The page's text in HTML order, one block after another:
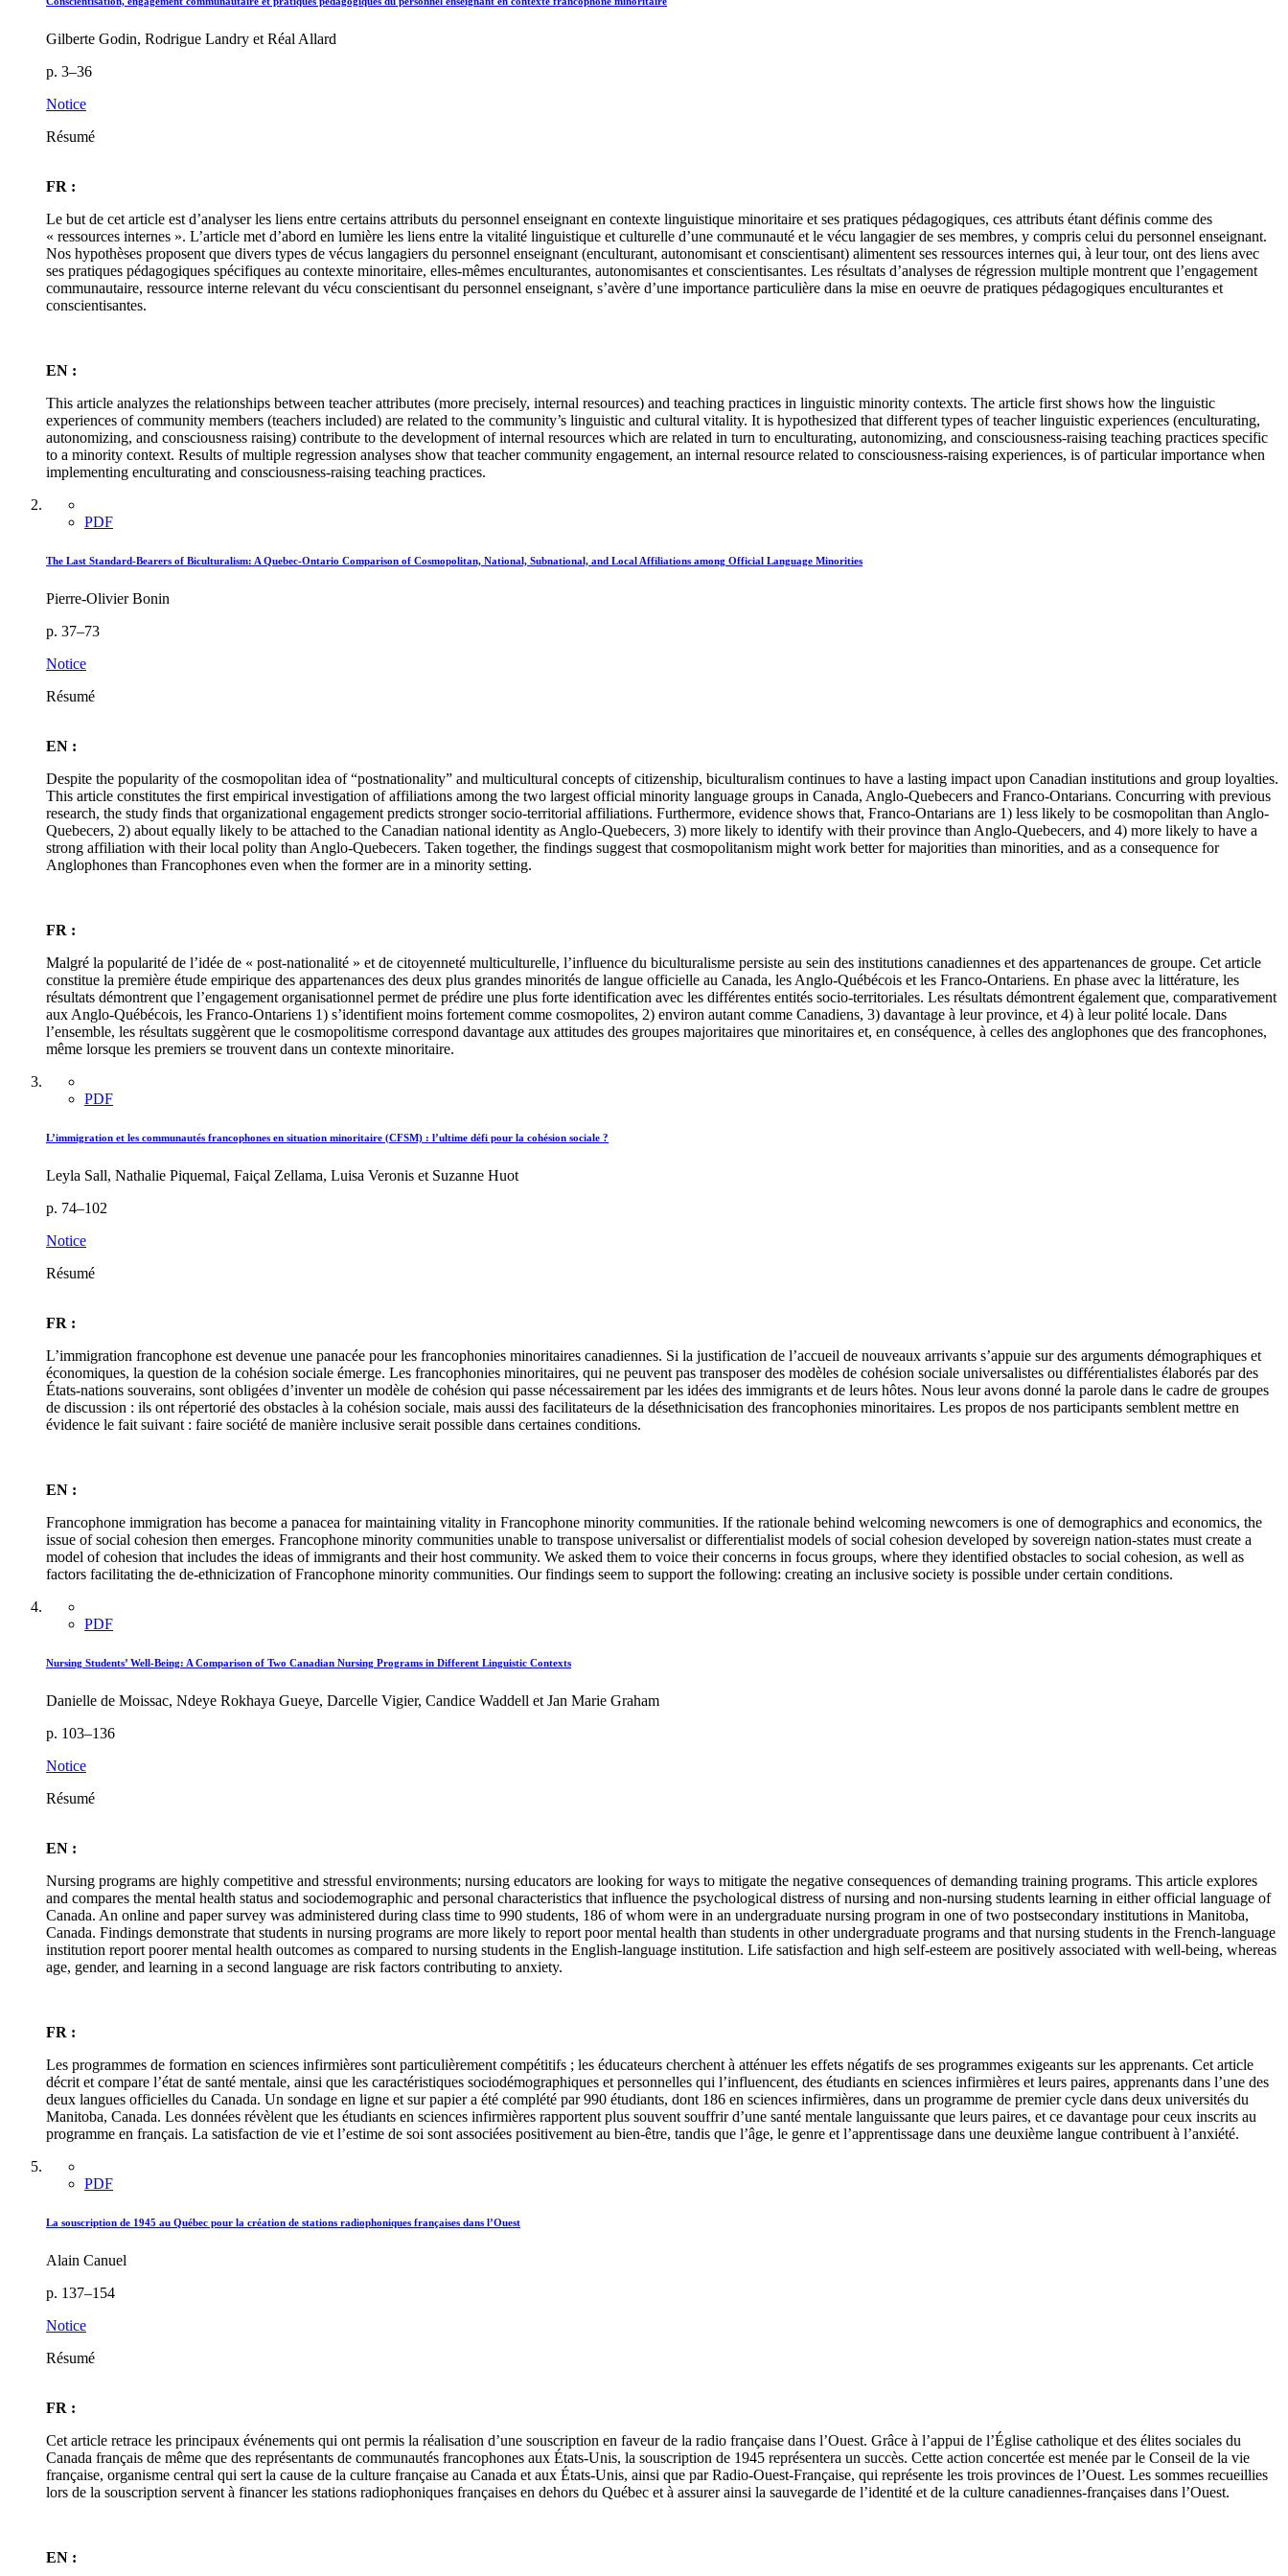
Gilberte Godin, Rodrigue Landry et Réal Allard
p. 3–36
Notice
Résumé
FR :
Le but de cet article est d’analyser les liens entre certains attributs du personnel enseignant en contexte linguistique minoritaire et ses pratiques pédagogiques, ces attributs étant définis comme des
« ressources internes ». L’article met d’abord en lumière les liens entre la vitalité linguistique et culturelle d’une communauté et le vécu langagier de ses membres, y compris celui du personnel enseignant.
Nos hypothèses proposent que divers types de vécus langagiers du personnel enseignant (enculturant, autonomisant et conscientisant) alimentent ses ressources internes qui, à leur tour, ont des liens avec
ses pratiques pédagogiques spécifiques au contexte minoritaire, elles-mêmes enculturantes, autonomisantes et conscientisantes. Les résultats d’analyses de régression multiple montrent que l’engagement
communautaire, ressource interne relevant du vécu conscientisant du personnel enseignant, s’avère d’une importance particulière dans la mise en oeuvre de pratiques pédagogiques enculturantes et
conscientisantes.
EN :
This article analyzes the relationships between teacher attributes (more precisely, internal resources) and teaching practices in linguistic minority contexts. The article first shows how the linguistic
experiences of community members (teachers included) are related to the community’s linguistic and cultural vitality. It is hypothesized that different types of teacher linguistic experiences (enculturating,
autonomizing, and consciousness raising) contribute to the development of internal resources which are related in turn to enculturating, autonomizing, and consciousness-raising teaching practices specific
to a minority context. Results of multiple regression analyses show that teacher community engagement, an internal resource related to consciousness-raising experiences, is of particular importance when
implementing enculturating and consciousness-raising teaching practices.
PDF
The Last Standard-Bearers of Biculturalism: A Quebec-Ontario Comparison of Cosmopolitan, National, Subnational, and Local Affiliations among Official Language Minorities
Pierre-Olivier Bonin
p. 37–73
Notice
Résumé
EN :
Despite the popularity of the cosmopolitan idea of “postnationality” and multicultural concepts of citizenship, biculturalism continues to have a lasting impact upon Canadian institutions and group loyalties.
This article constitutes the first empirical investigation of affiliations among the two largest official minority language groups in Canada, Anglo-Quebecers and Franco-Ontarians. Concurring with previous
research, the study finds that organizational engagement predicts stronger socio-territorial affiliations. Furthermore, evidence shows that, Franco-Ontarians are 1) less likely to be cosmopolitan than Anglo-
Quebecers, 2) about equally likely to be attached to the Canadian national identity as Anglo-Quebecers, 3) more likely to identify with their province than Anglo-Quebecers, and 4) more likely to have a
strong affiliation with their local polity than Anglo-Quebecers. Taken together, the findings suggest that cosmopolitanism might work better for majorities than minorities, and as a consequence for
Anglophones than Francophones even when the former are in a minority setting.
FR :
Malgré la popularité de l’idée de « post-nationalité » et de citoyenneté multiculturelle, l’influence du biculturalisme persiste au sein des institutions canadiennes et des appartenances de groupe. Cet article
constitue la première étude empirique des appartenances des deux plus grandes minorités de langue officielle au Canada, les Anglo-Québécois et les Franco-Ontariens. En phase avec la littérature, les
résultats démontrent que l’engagement organisationnel permet de prédire une plus forte identification avec les différentes entités socio-territoriales. Les résultats démontrent également que, comparativement
aux Anglo-Québécois, les Franco-Ontariens 1) s’identifient moins fortement comme cosmopolites, 2) environ autant comme Canadiens, 3) davantage à leur province, et 4) à leur polité locale. Dans
l’ensemble, les résultats suggèrent que le cosmopolitisme correspond davantage aux attitudes des groupes majoritaires que minoritaires et, en conséquence, à celles des anglophones que des francophones,
même lorsque les premiers se trouvent dans un contexte minoritaire.
PDF
L’immigration et les communautés francophones en situation minoritaire (CFSM) : l’ultime défi pour la cohésion sociale ?
Leyla Sall, Nathalie Piquemal, Faiçal Zellama, Luisa Veronis et Suzanne Huot
p. 74–102
Notice
Résumé
FR :
L’immigration francophone est devenue une panacée pour les francophonies minoritaires canadiennes. Si la justification de l’accueil de nouveaux arrivants s’appuie sur des arguments démographiques et
économiques, la question de la cohésion sociale émerge. Les francophonies minoritaires, qui ne peuvent pas transposer des modèles de cohésion sociale universalistes ou différentialistes élaborés par des
États-nations souverains, sont obligées d’inventer un modèle de cohésion qui passe nécessairement par les idées des immigrants et de leurs hôtes. Nous leur avons donné la parole dans le cadre de groupes
de discussion : ils ont répertorié des obstacles à la cohésion sociale, mais aussi des facilitateurs de la désethnicisation des francophonies minoritaires. Les propos de nos participants semblent mettre en
évidence le fait suivant : faire société de manière inclusive serait possible dans certaines conditions.
EN :
Francophone immigration has become a panacea for maintaining vitality in Francophone minority communities. If the rationale behind welcoming newcomers is one of demographics and economics, the
issue of social cohesion then emerges. Francophone minority communities unable to transpose universalist or differentialist models of social cohesion developed by sovereign nation-states must create a
model of cohesion that includes the ideas of immigrants and their host community. We asked them to voice their concerns in focus groups, where they identified obstacles to social cohesion, as well as
factors facilitating the de-ethnicization of Francophone minority communities. Our findings seem to support the following: creating an inclusive society is possible under certain conditions.
PDF
Nursing Students’ Well-Being: A Comparison of Two Canadian Nursing Programs in Different Linguistic Contexts
Danielle de Moissac, Ndeye Rokhaya Gueye, Darcelle Vigier, Candice Waddell et Jan Marie Graham
p. 103–136
Notice
Résumé
EN :
Nursing programs are highly competitive and stressful environments; nursing educators are looking for ways to mitigate the negative consequences of demanding training programs. This article explores
and compares the mental health status and sociodemographic and personal characteristics that influence the psychological distress of nursing and non-nursing students learning in either official language of
Canada. An online and paper survey was administered during class time to 990 students, 186 of whom were in an undergraduate nursing program in one of two postsecondary institutions in Manitoba,
Canada. Findings demonstrate that students in nursing programs are more likely to report poor mental health than students in other undergraduate programs and that nursing students in the French-language
institution report poorer mental health outcomes as compared to nursing students in the English-language institution. Life satisfaction and high self-esteem are positively associated with well-being, whereas
age, gender, and learning in a second language are risk factors contributing to anxiety.
FR :
Les programmes de formation en sciences infirmières sont particulièrement compétitifs ; les éducateurs cherchent à atténuer les effets négatifs de ses programmes exigeants sur les apprenants. Cet article
décrit et compare l’état de santé mentale, ainsi que les caractéristiques sociodémographiques et personnelles qui l’influencent, des étudiants en sciences infirmières et leurs paires, apprenants dans l’une des
deux langues officielles du Canada. Un sondage en ligne et sur papier a été complété par 990 étudiants, dont 186 en sciences infirmières, dans un programme de premier cycle dans deux universités du
Manitoba, Canada. Les données révèlent que les étudiants en sciences infirmières rapportent plus souvent souffrir d’une santé mentale languissante que leurs paires, et ce davantage pour ceux inscrits au
programme en français. La satisfaction de vie et l’estime de soi sont associées positivement au bien-être, tandis que l’âge, le genre et l’apprentissage dans une deuxième langue contribuent à l’anxiété.
PDF
La souscription de 1945 au Québec pour la création de stations radiophoniques françaises dans l’Ouest
Alain Canuel
p. 137–154
Notice
Résumé
FR :
Cet article retrace les principaux événements qui ont permis la réalisation d’une souscription en faveur de la radio française dans l’Ouest. Grâce à l’appui de l’Église catholique et des élites sociales du
Canada français de même que des représentants de communautés francophones aux États-Unis, la souscription de 1945 représentera un succès. Cette action concertée est menée par le Conseil de la vie
française, organisme central qui sert la cause de la culture française au Canada et aux États-Unis, ainsi que par Radio-Ouest-Française, qui représente les trois provinces de l’Ouest. Les sommes recueillies
lors de la souscription servent à financer les stations radiophoniques françaises en dehors du Québec et à assurer ainsi la sauvegarde de l’identité et de la culture canadiennes-françaises dans l’Ouest.
EN :